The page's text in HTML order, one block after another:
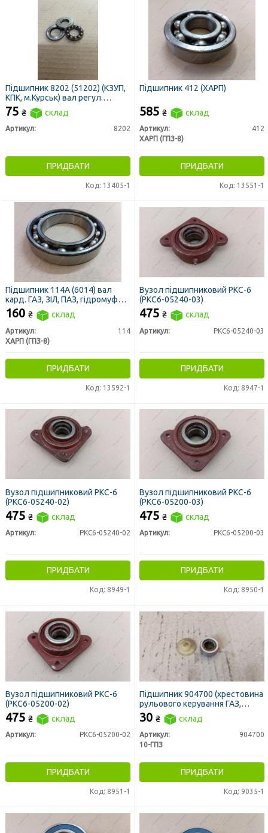
Підшипник 8202 (51202) (КЗУП,
КПК, м.Курськ) вал регул.
палив.насоса МТЗ, ДТ-75,
Бичок
75 ₴ склад
Артикул: 8202
ПРИДБАТИ
Код: 13405-1
Підшипник 412 (ХАРП)
585 ₴ склад
Артикул:
412
ХАРП (ГПЗ-8)
ПРИДБАТИ
Код: 13551-1
Підшипник 114А (6014) вал
кард. ГАЗ, ЗІЛ, ПАЗ, гідромуфта
КамАЗ (ХАРП)
160 ₴ склад
Артикул:
114
ХАРП (ГПЗ-8)
ПРИДБАТИ
Код: 13592-1
Вузол підшипниковий РКС-6
(РКС6-05240-03)
475 ₴ склад
Артикул: РКС6-05240-03
ПРИДБАТИ
Код: 8947-1
Вузол підшипниковий РКС-6
(РКС6-05240-02)
475 ₴ склад
Артикул: РКС6-05240-02
ПРИДБАТИ
Код: 8949-1
Вузол підшипниковий РКС-6
(РКС6-05200-03)
475 ₴ склад
Артикул: РКС6-05200-03
ПРИДБАТИ
Код: 8950-1
Вузол підшипниковий РКС-6
(РКС6-05200-02)
475 ₴ склад
Артикул: РКС6-05200-02
ПРИДБАТИ
Код: 8951-1
Підшипник 904700 (хрестовина
рульового керування ГАЗ,
Газель, МТЗ) (10-ГПЗ)
30 ₴ склад
Артикул:
904700
10-ГПЗ
ПРИДБАТИ
Код: 9035-1